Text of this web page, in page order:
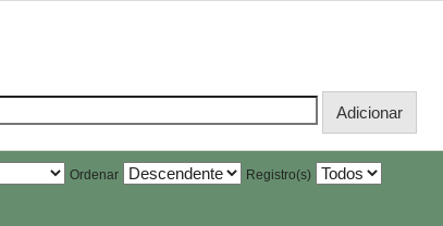
Ordenar Registro(s)